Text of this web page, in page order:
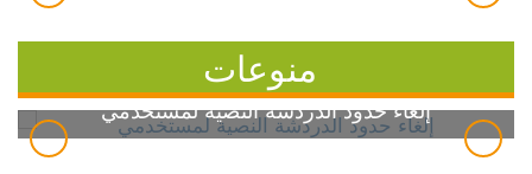
منوعات
إلغاء حدود الدردشة النصية لمستخدمي